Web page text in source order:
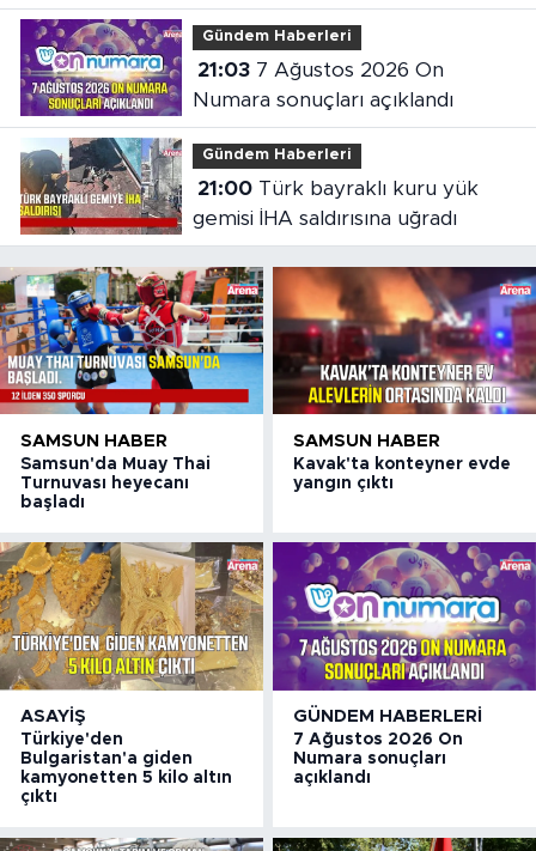
çıktı
Gündem Haberleri
21:037 Ağustos 2026 On
Numara sonuçları açıklandı
Gündem Haberleri
21:00Türk bayraklı kuru yük
gemisi İHA saldırısına uğradı
SAMSUN HABER
Samsun'da Muay Thai
Turnuvası heyecanı
başladı
SAMSUN HABER
Kavak'ta konteyner evde
yangın çıktı
ASAYIŞ
Türkiye'den
Bulgaristan'a giden
kamyonetten 5 kilo altın
çıktı
GÜNDEM HABERLERI
7 Ağustos 2026 On
Numara sonuçları
açıklandı